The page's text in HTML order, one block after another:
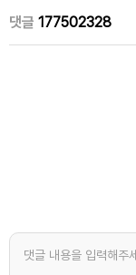
댓글 177502328